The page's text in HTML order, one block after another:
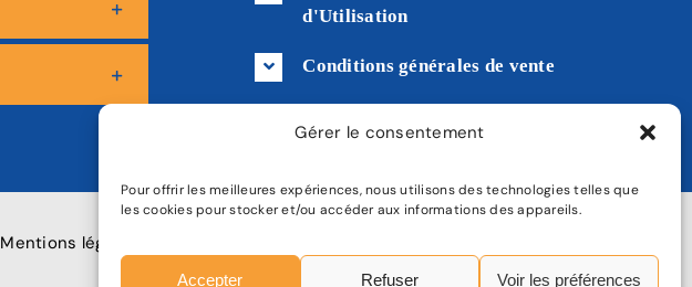
Gérer le consentement
Pour offrir les meilleures expériences, nous utilisons des technologies telles que
les cookies pour stocker et/ou accéder aux informations des appareils.
Accepter Refuser Voir les préférences
d'Utilisation
Conditions générales de vente
Mentions légales